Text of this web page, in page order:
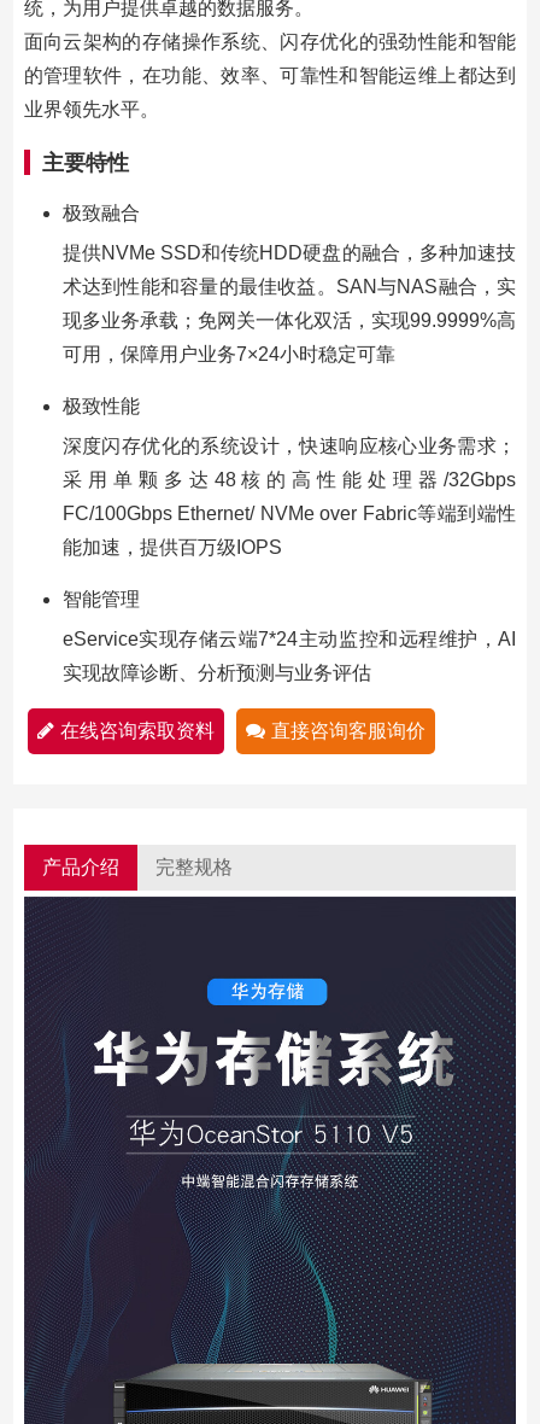
统，为用户提供卓越的数据服务。
面向云架构的存储操作系统、闪存优化的强劲性能和智能
的管理软件，在功能、效率、可靠性和智能运维上都达到
业界领先水平。
主要特性
极致融合
提供NVMe SSD和传统HDD硬盘的融合，多种加速技
术达到性能和容量的最佳收益。SAN与NAS融合，实
现多业务承载；免网关一体化双活，实现99.9999%高
可用，保障用户业务7×24小时稳定可靠
极致性能
深度闪存优化的系统设计，快速响应核心业务需求；
采用单颗多达48核的高性能处理器/32Gbps
FC/100Gbps Ethernet/ NVMe over Fabric等端到端性
能加速，提供百万级IOPS
智能管理
eService实现存储云端7*24主动监控和远程维护，AI
实现故障诊断、分析预测与业务评估
在线咨询索取资料 直接咨询客服询价
产品介绍 完整规格